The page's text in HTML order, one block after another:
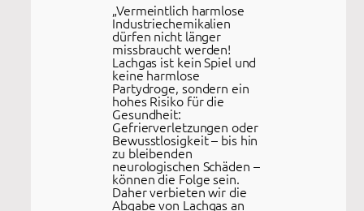
„Vermeintlich harmlose
Industriechemikalien
dürfen nicht länger
missbraucht werden!
Lachgas ist kein Spiel und
keine harmlose
Partydroge, sondern ein
hohes Risiko für die
Gesundheit:
Gefrierverletzungen oder
Bewusstlosigkeit – bis hin
zu bleibenden
neurologischen Schäden –
können die Folge sein.
Daher verbieten wir die
Abgabe von Lachgas an